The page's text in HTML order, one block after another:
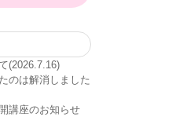
(2026.7.16)
のは解消しました
講座のお知らせ